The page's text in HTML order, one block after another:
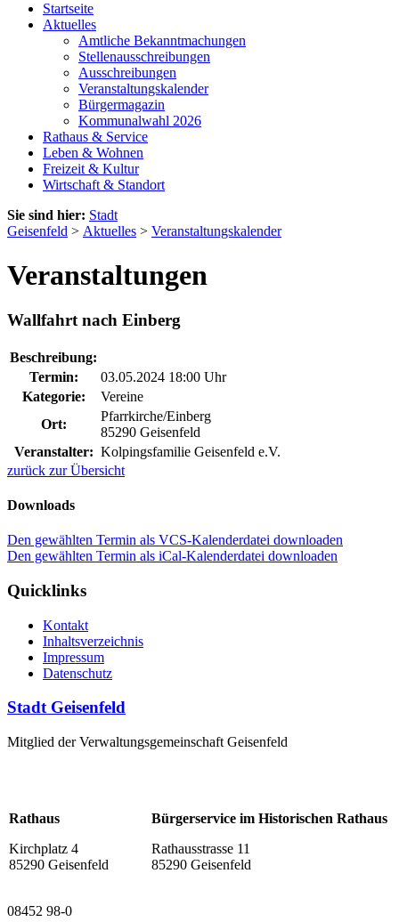
Startseite
Aktuelles
Amtliche Bekanntmachungen
Stellenausschreibungen
Ausschreibungen
Veranstaltungskalender
Bürgermagazin
Kommunalwahl 2026
Rathaus & Service
Leben & Wohnen
Freizeit & Kultur
Wirtschaft & Standort
Sie sind hier: Stadt
Geisenfeld > Aktuelles > Veranstaltungskalender
Veranstaltungen
Wallfahrt nach Einberg
Beschreibung:
Termin:
03.05.2024 18:00 Uhr
Kategorie:
Vereine
Ort:
Pfarrkirche/Einberg
85290 Geisenfeld
Veranstalter: Kolpingsfamilie Geisenfeld e.V.
zurück zur Übersicht
Downloads
Den gewählten Termin als VCS-Kalenderdatei downloaden
Den gewählten Termin als iCal-Kalenderdatei downloaden
Quicklinks
Kontakt
Inhaltsverzeichnis
Impressum
Datenschutz
Stadt Geisenfeld
Mitglied der Verwaltungsgemeinschaft Geisenfeld
Rathaus
Kirchplatz 4
85290 Geisenfeld
Bürgerservice im Historischen Rathaus
Rathausstrasse 11
85290 Geisenfeld
08452 98-0